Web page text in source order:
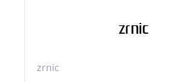
zrnic